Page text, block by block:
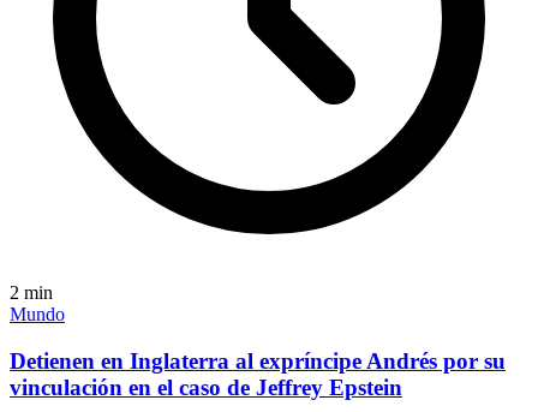
2 min
Mundo
Detienen en Inglaterra al expríncipe Andrés por su
vinculación en el caso de Jeffrey Epstein